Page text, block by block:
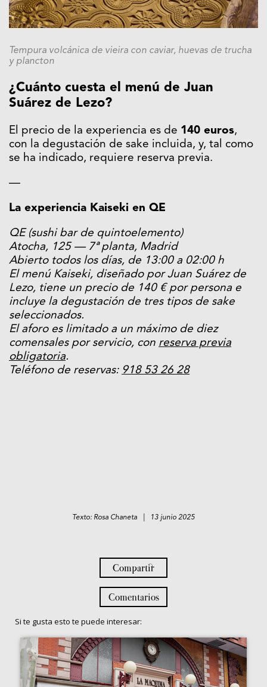
Tempura volcánica de vieira con caviar, huevas de trucha
y plancton
¿Cuánto cuesta el menú de Juan
Suárez de Lezo?
El precio de la experiencia es de 140 euros,
con la degustación de sake incluida, y, tal como
se ha indicado, requiere reserva previa.
—
La experiencia Kaiseki en QE
QE (sushi bar de quintoelemento)
Atocha, 125 — 7ª planta, Madrid
Abierto todos los días, de 13:00 a 02:00 h
El menú Kaiseki, diseñado por Juan Suárez de
Lezo, tiene un precio de 140 € por persona e
incluye la degustación de tres tipos de sake
seleccionados.
El aforo es limitado a un máximo de diez
comensales por servicio, con reserva previa
obligatoria.
Teléfono de reservas: 918 53 26 28
Texto: Rosa Chaneta | 13 junio 2025
Compartir
Comentarios
Si te gusta esto te puede interesar: